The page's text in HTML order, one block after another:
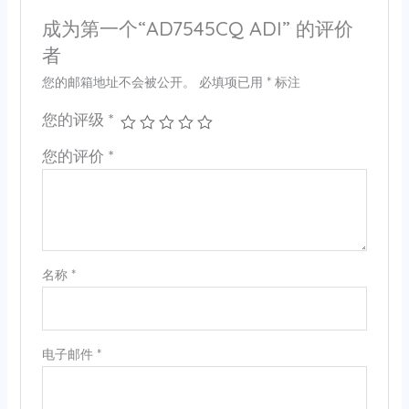
成为第一个“AD7545CQ ADI” 的评价
者
您的邮箱地址不会被公开。 必填项已用 *标注
您的评级 *
您的评价 *
名称 *
电子邮件 *